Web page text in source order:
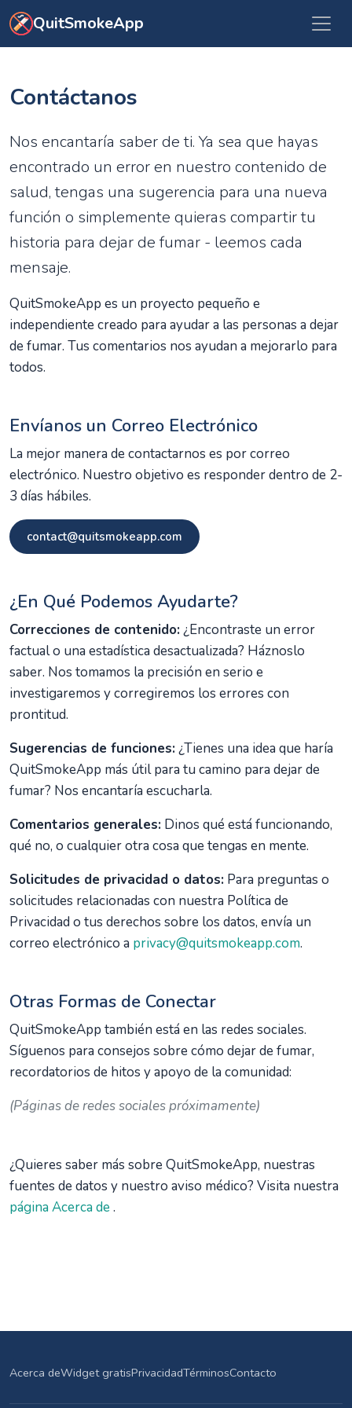
Ir al contenido principal
QuitSmokeApp
Contáctanos
Nos encantaría saber de ti. Ya sea que hayas
encontrado un error en nuestro contenido de
salud, tengas una sugerencia para una nueva
función o simplemente quieras compartir tu
historia para dejar de fumar - leemos cada
mensaje.
QuitSmokeApp es un proyecto pequeño e
independiente creado para ayudar a las personas a dejar
de fumar. Tus comentarios nos ayudan a mejorarlo para
todos.
Envíanos un Correo Electrónico
La mejor manera de contactarnos es por correo
electrónico. Nuestro objetivo es responder dentro de 2-
3 días hábiles.
contact@quitsmokeapp.com
¿En Qué Podemos Ayudarte?
Correcciones de contenido:¿Encontraste un error
factual o una estadística desactualizada? Háznoslo
saber. Nos tomamos la precisión en serio e
investigaremos y corregiremos los errores con
prontitud.
Sugerencias de funciones:¿Tienes una idea que haría
QuitSmokeApp más útil para tu camino para dejar de
fumar? Nos encantaría escucharla.
Comentarios generales: Dinos qué está funcionando,
qué no, o cualquier otra cosa que tengas en mente.
Solicitudes de privacidad o datos: Para preguntas o
solicitudes relacionadas con nuestra Política de
Privacidad o tus derechos sobre los datos, envía un
correo electrónico a privacy@quitsmokeapp.com.
Otras Formas de Conectar
QuitSmokeApp también está en las redes sociales.
Síguenos para consejos sobre cómo dejar de fumar,
recordatorios de hitos y apoyo de la comunidad:
(Páginas de redes sociales próximamente)
¿Quieres saber más sobre QuitSmokeApp, nuestras
fuentes de datos y nuestro aviso médico? Visita nuestra
página Acerca de.
Acerca deWidget gratisPrivacidadTérminosContacto